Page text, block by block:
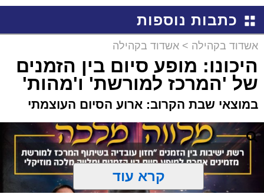
באשדוד
כתבות נוספות
אשדוד בקהילה > אשדוד בקהילה
היכונו: מופע סיום בין הזמנים
של 'המרכז למורשת' ו'מהות'
במוצאי שבת הקרוב: ארוע הסיום העוצמתי
קרא עוד